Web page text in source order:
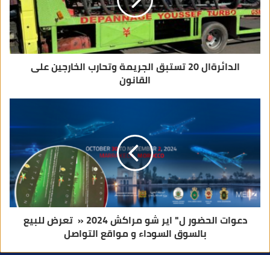
ر
و
ي
الدائرةال 20 تستبق الجريمة وتحارب الخارجين على
القانون
دعوات الحضور ل" اير شو مراكش 2024 « تعرض للبيع
بالسوق السوداء و مواقع التواصل